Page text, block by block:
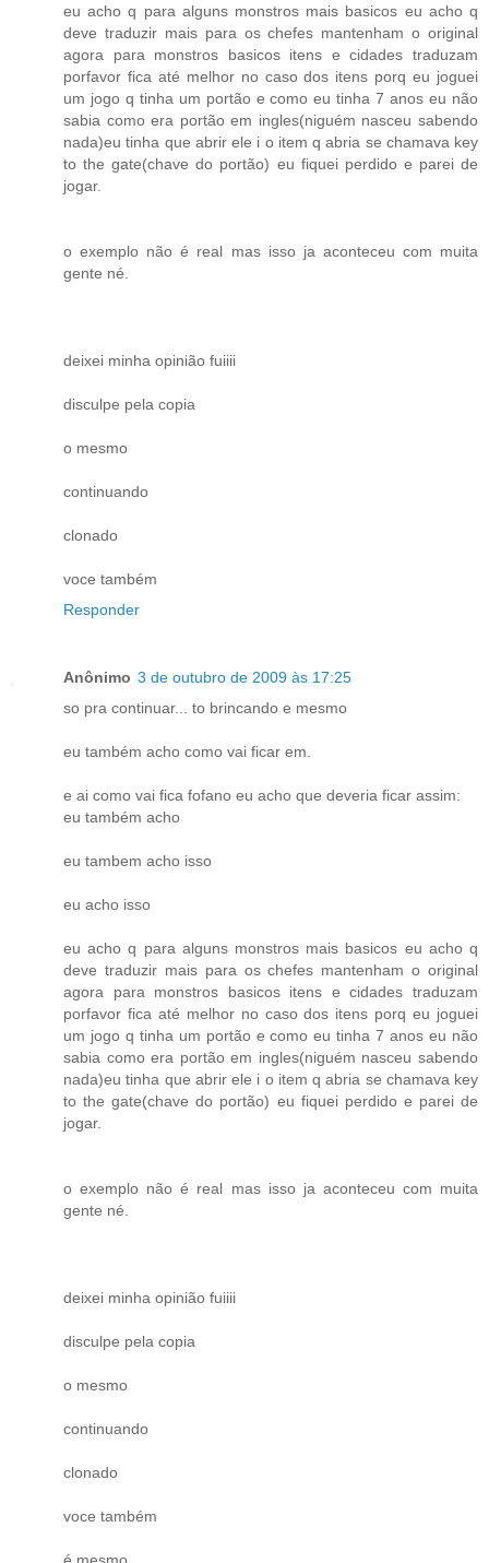
eu acho q para alguns monstros mais basicos eu acho q
deve traduzir mais para os chefes mantenham o original
agora para monstros basicos itens e cidades traduzam
porfavor fica até melhor no caso dos itens porq eu joguei
um jogo q tinha um portão e como eu tinha 7 anos eu não
sabia como era portão em ingles(niguém nasceu sabendo
nada)eu tinha que abrir ele i o item q abria se chamava key
to the gate(chave do portão) eu fiquei perdido e parei de
jogar.
o exemplo não é real mas isso ja aconteceu com muita
gente né.
deixei minha opinião fuiiii
disculpe pela copia
o mesmo
continuando
clonado
voce também
Responder
Anônimo 3 de outubro de 2009 às 17:25
so pra continuar... to brincando e mesmo
eu também acho como vai ficar em.
e ai como vai fica fofano eu acho que deveria ficar assim:
eu também acho
eu tambem acho isso
eu acho isso
eu acho q para alguns monstros mais basicos eu acho q
deve traduzir mais para os chefes mantenham o original
agora para monstros basicos itens e cidades traduzam
porfavor fica até melhor no caso dos itens porq eu joguei
um jogo q tinha um portão e como eu tinha 7 anos eu não
sabia como era portão em ingles(niguém nasceu sabendo
nada)eu tinha que abrir ele i o item q abria se chamava key
to the gate(chave do portão) eu fiquei perdido e parei de
jogar.
o exemplo não é real mas isso ja aconteceu com muita
gente né.
deixei minha opinião fuiiii
disculpe pela copia
o mesmo
continuando
clonado
voce também
é mesmo